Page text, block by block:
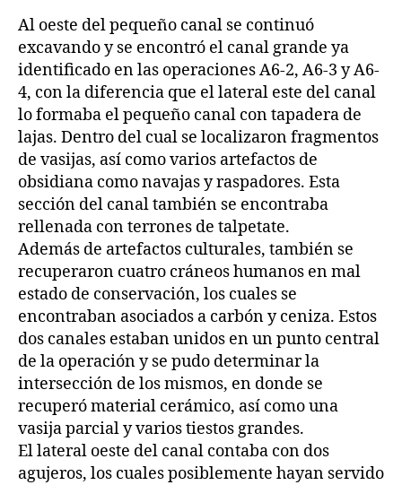
Al oeste del pequeño canal se continuó
excavando y se encontró el canal grande ya
identificado en las operaciones A6-2, A6-3 y A6-
4, con la diferencia que el lateral este del canal
lo formaba el pequeño canal con tapadera de
lajas. Dentro del cual se localizaron fragmentos
de vasijas, así como varios artefactos de
obsidiana como navajas y raspadores. Esta
sección del canal también se encontraba
rellenada con terrones de talpetate.
Además de artefactos culturales, también se
recuperaron cuatro cráneos humanos en mal
estado de conservación, los cuales se
encontraban asociados a carbón y ceniza. Estos
dos canales estaban unidos en un punto central
de la operación y se pudo determinar la
intersección de los mismos, en donde se
recuperó material cerámico, así como una
vasija parcial y varios tiestos grandes.
El lateral oeste del canal contaba con dos
agujeros, los cuales posiblemente hayan servido